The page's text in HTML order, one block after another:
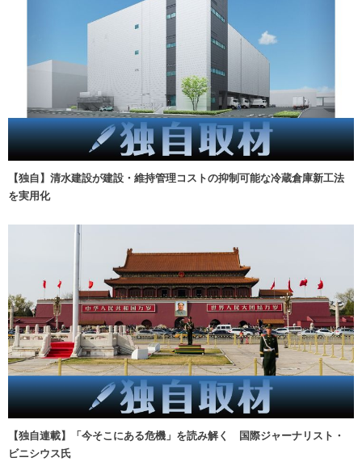
【独自】清水建設が建設・維持管理コストの抑制可能な冷蔵倉庫新工法
を実用化
【独自連載】「今そこにある危機」を読み解く 国際ジャーナリスト・
ビニシウス氏